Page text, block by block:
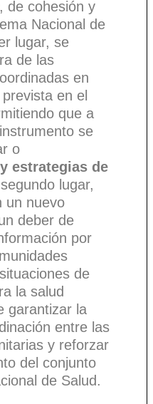
de cohesión y
Nacional de
lugar, se
de las
en
en el
que a
se
o
estrategias de
lugar,
un nuevo
deber de
por
de
la salud
garantizar la
entre las
y reforzar
del conjunto
de Salud.